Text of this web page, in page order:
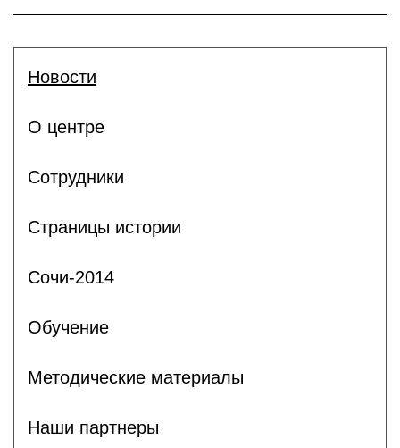
Новости
О центре
Сотрудники
Страницы истории
Сочи-2014
Обучение
Методические материалы
Наши партнеры